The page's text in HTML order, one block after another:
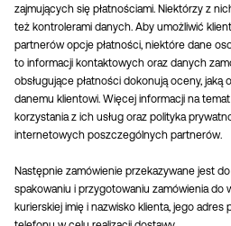
zajmujących się płatnościami. Niektórzy z
też kontrolerami danych. Aby umożliwić
partnerów opcje płatności, niektóre dane
to informacji kontaktowych oraz danych
obsługujące płatności dokonują oceny, jaką
danemu klientowi. Więcej informacji na
korzystania z ich usług oraz polityka
internetowych poszczególnych partnerów.
Następnie zamówienie przekazywane jest
spakowaniu i przygotowaniu zamówienia do
kurierskiej imię i nazwisko klienta, jego